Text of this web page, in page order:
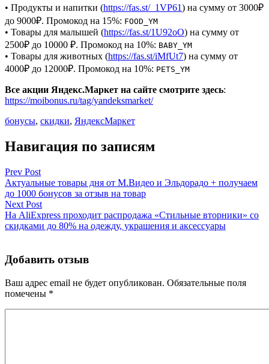
• Продукты и напитки (https://fas.st/_1VP61) на сумму от 3000₽
до 9000₽. Промокод на 15%: FOOD_YM
• Товары для малышей (https://fas.st/1U92oO) на сумму от
2500₽ до 10000 ₽. Промокод на 10%: BABY_YM
• Товары для животных (https://fas.st/iMfUt7) на сумму от
4000₽ до 12000₽. Промокод на 10%: PETS_YM
Все акции Яндекс.Маркет на сайте смотрите здесь:
https://moibonus.ru/tag/yandeksmarket/
бонусы, скидки, ЯндексМаркет
Навигация по записям
Prev Post
Актуальные товары дня от М.Видео и Эльдорадо + получаем
до 1000 бонусов за отзыв на товар
Next Post
На AliExpress проходит распродажа «Стильные вторники» со
скидками до 80% на одежду, украшения и аксессуары
Добавить отзыв
Ваш адрес email не будет опубликован. Обязательные поля
помечены *